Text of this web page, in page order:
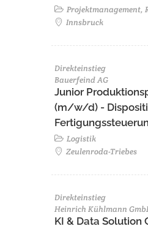
Projektmanagement,
Innsbruck
Direkteinstieg
Bauerfeind AG
Junior
(m/w/d) -
Logistik
Zeulenroda-Triebes
Direkteinstieg
Heinrich Kühlmann
KI & Data Solution